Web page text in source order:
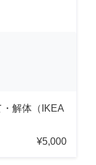
・解体（IKEA
¥5,000